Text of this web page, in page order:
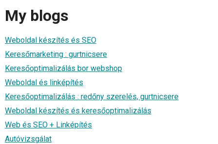
My blogs
Weboldal készítés és SEO
Keresőmarketing : gurtnicsere
Keresőoptimalizálás bor webshop
Weboldal és linképítés
Keresőoptimalizálás : redőny szerelés, gurtnicsere
Weboldal készítés és keresőoptimalizálás
Web és SEO + Linképítés
Autóvizsgálat